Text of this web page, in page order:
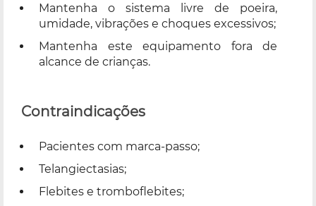
Mantenha o sistema livre de poeira,
umidade, vibrações e choques excessivos;
Mantenha este equipamento fora de
alcance de crianças.
Contraindicações
Pacientes com marca-passo;
Telangiectasias;
Flebites e tromboflebites;